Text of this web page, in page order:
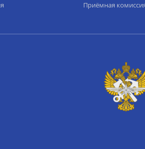
Приёмная